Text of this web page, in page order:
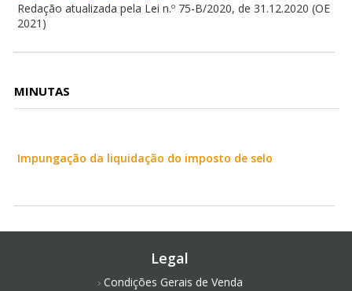
Redação atualizada pela Lei n.º 75-B/2020, de 31.12.2020 (OE
2021)
MINUTAS
Impungação da liquidação do imposto de selo
Legal
Condições Gerais de Venda